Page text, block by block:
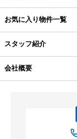
お気に入り物件一覧
スタッフ紹介
会社概要